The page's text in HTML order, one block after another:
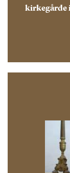
kirkegårde